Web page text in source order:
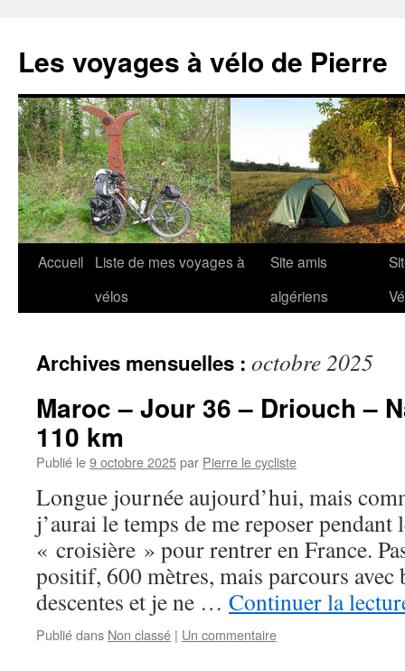
contenu
Les voyages à vélo de Pierre
Accueil
Liste de mes voyages à
vélos
Site amis
algériens
Archives mensuelles : octobre 2025
Maroc – Jour 36 – Driouch –
110 km
Publié le9 octobre 2025par Pierre le cycliste
Longue journée aujourd’hui, mais
j’aurai le temps de me reposer pendant
« croisière » pour rentrer en France.
positif, 600 mètres, mais parcours avec
descentes et je ne … Continuer la
Publié dans Non classé | Un commentaire